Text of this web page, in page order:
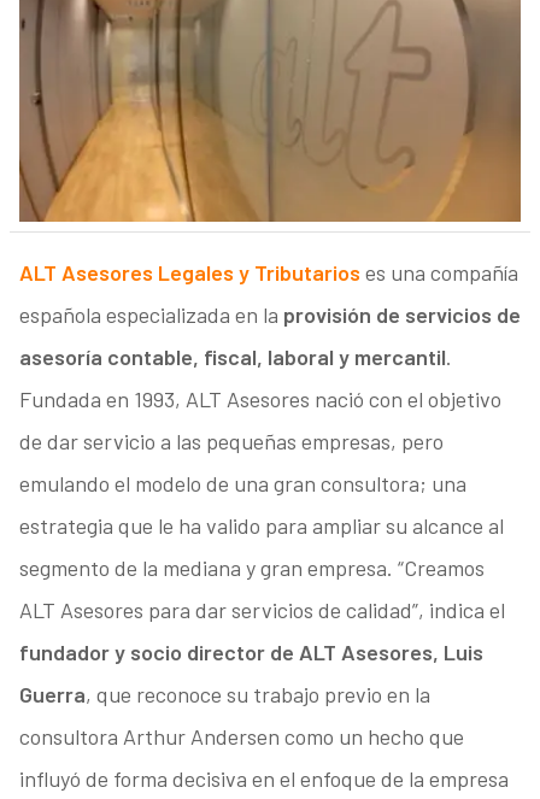
ALT Asesores Legales y Tributarios es una compañía
española especializada en la provisión de servicios de
asesoría contable, fiscal, laboral y mercantil.
Fundada en 1993, ALT Asesores nació con el objetivo
de dar servicio a las pequeñas empresas, pero
emulando el modelo de una gran consultora; una
estrategia que le ha valido para ampliar su alcance al
segmento de la mediana y gran empresa. “Creamos
ALT Asesores para dar servicios de calidad”, indica el
fundador y socio director de ALT Asesores, Luis
Guerra, que reconoce su trabajo previo en la
consultora Arthur Andersen como un hecho que
influyó de forma decisiva en el enfoque de la empresa